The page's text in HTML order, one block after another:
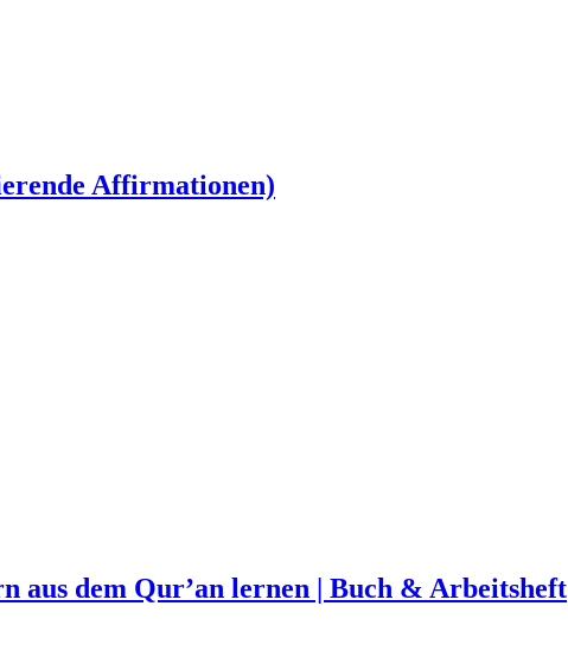
Affirmationen)
aus dem Qur’an lernen | Buch & Arbeitsheft